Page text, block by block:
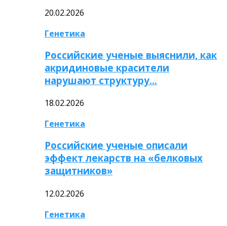
20.02.2026
Генетика
Российские ученые выяснили, как
акридиновые красители
нарушают структуру…
18.02.2026
Генетика
Российские ученые описали
эффект лекарств на «белковых
защитников»
12.02.2026
Генетика